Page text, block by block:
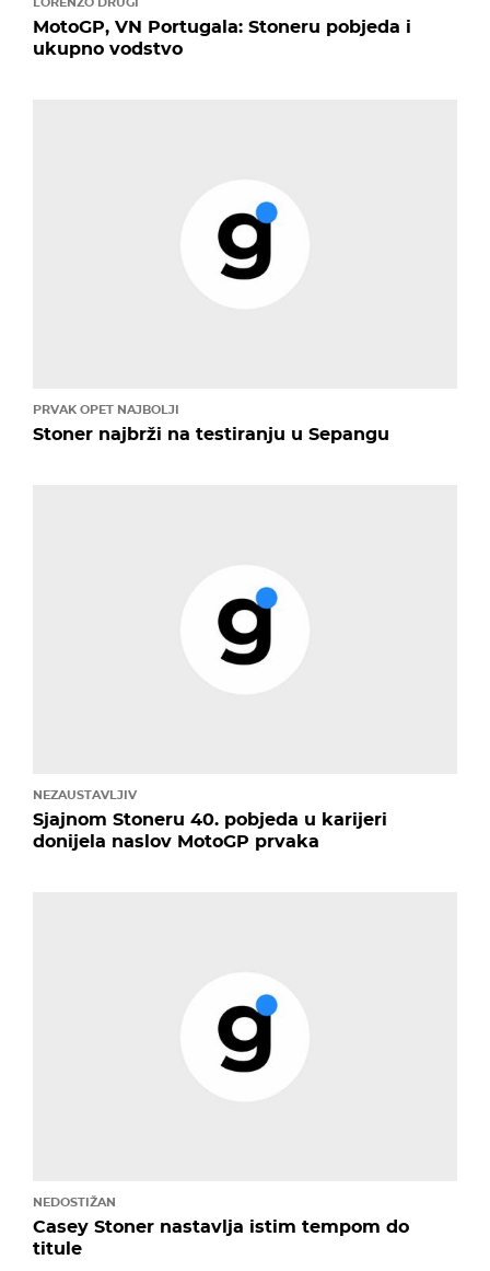
MotoGP, VN Portugala: Stoneru pobjeda i
ukupno vodstvo
PRVAK OPET NAJBOLJI
Stoner najbrži na testiranju u Sepangu
NEZAUSTAVLJIV
Sjajnom Stoneru 40. pobjeda u karijeri
donijela naslov MotoGP prvaka
NEDOSTIŽAN
Casey Stoner nastavlja istim tempom do
titule